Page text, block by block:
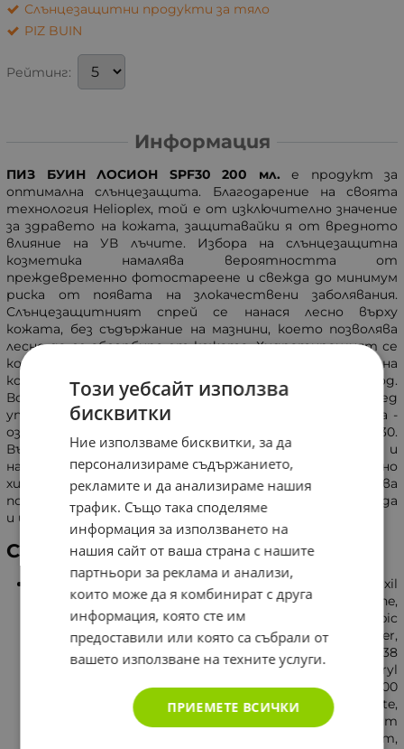
Слънцезащитни продукти за тяло
PIZ BUIN
Рейтинг:
Информация
ПИЗ БУИН ЛОСИОН SPF30 200 мл. е продукт за
оптимална слънцезащита. Благодарение на своята
технология Helioplex, той е от изключително значение
за здравето на кожата, защитавайки я от вредното
влияние на УВ лъчите. Избора на слънцезащитна
козметика намалява вероятността от
преждевременно фотостареене и свежда до минимум
риска от появата на злокачествени заболявания.
Слънцезащитният спрей се нанася лесно върху
кожата, без съдържание на мазнини, което позволява
лесно да се абсорбира от кожата. Хидратиращият се
комплекс в лосиона предотвратява беленето на
кожата, което задържа тена за по-дълъг период.
Водоустойчивата формула не оставя мазни следи след
употреба. Кожната повърхност е защитена, а тена -
озарен. Със слънцезащитен фактор SPF30.
Възпрепятства появата на фини линии и бръчки и
намалява вероятността от алергична проява. Нежно
хидратира и успокоява кожата и предотвратява
появата на комедони. Изключително устойчив на вода
и изпотяване, ефективен в рамките на пет часа.
Състав
Aquа, Homоsalate, Bеnzophenone - 3, Glycеrin, Ethylhеxil
Salicylаte, Dimеthicone, Butyl, Methоxydibenzonethane,
Butylеne Glycоl, VP/Hexadecаne Copоlymer, Adipic
Acid/Diеthylene Glycоl/ Glycеrin Crosspоlimer,
Octоcrylene, Diеthylhexyl 2,6 Nаphtalate, Silicа, C30-38
Olеfin/Isoprоpyl Maleаte/Ma Copоlymer, Tocоpheryl
Acеtate, Cеprylyl Glycоl, Glycеryl Staerаte, PEG-100
Steаrate, Glycеryl Steаrate, Trimеthylsiloxysilicаte,
Trisiloxаne, Hydrоxyethyl Acrylаte/Sоdium
Acrylоyldimethyl Tаurate Copolymеr, Sclerоtium Gum,
Този уебсайт използва
бисквитки
Ние използваме бисквитки, за да
персонализираме съдържанието,
рекламите и да анализираме нашия
трафик. Също така споделяме
информация за използването на
нашия сайт от ваша страна с нашите
партньори за реклама и анализи,
които може да я комбинират с друга
информация, която сте им
предоставили или която са събрали от
вашето използване на техните услуги.
ПРИЕМЕТЕ ВСИЧКИ